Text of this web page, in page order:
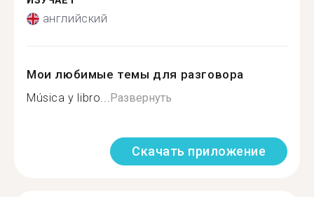
английский
Мои любимые темы для разговора
Música y libro...Развернуть
Скачать приложение